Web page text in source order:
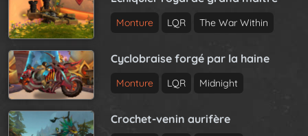
Monture LQR The War Within
Cyclobraise forgé par la haine
Monture LQR Midnight
Crochet-venin aurifère